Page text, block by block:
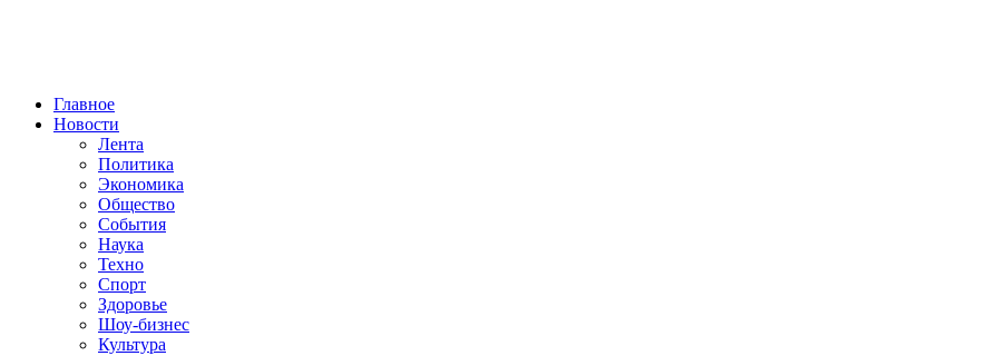
Главное
Новости
Лента
Политика
Экономика
Общество
События
Наука
Техно
Спорт
Здоровье
Шоу-бизнес
Культура